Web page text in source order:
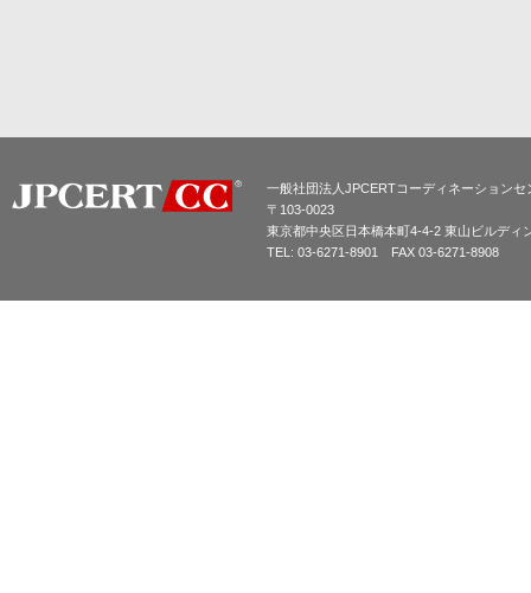
一般社団法人JPCERTコーディネーションセ
〒103-0023
東京都中央区日本橋本町4-4-2 東山ビルディ
TEL: 03-6271-8901 FAX 03-6271-8908